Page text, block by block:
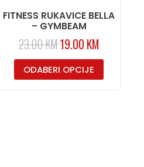
FITNESS RUKAVICE BELLA
– GYMBEAM
23.00KM19.00 KM
ODABERI OPCIJE